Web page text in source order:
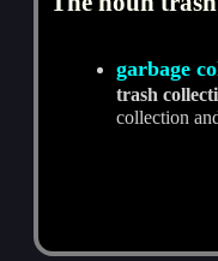
garbage
trash
collection